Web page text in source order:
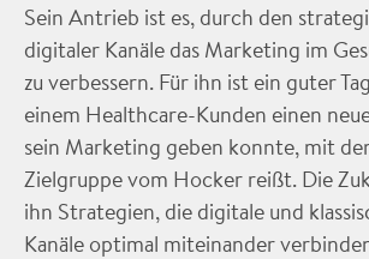
Sein Antrieb ist es, durch den
digitaler Kanäle das Marketing im
zu verbessern. Für ihn ist ein guter
einem Healthcare-Kunden einen
sein Marketing geben konnte, mit
Zielgruppe vom Hocker reißt. Die
ihn Strategien, die digitale und
Kanäle optimal miteinander